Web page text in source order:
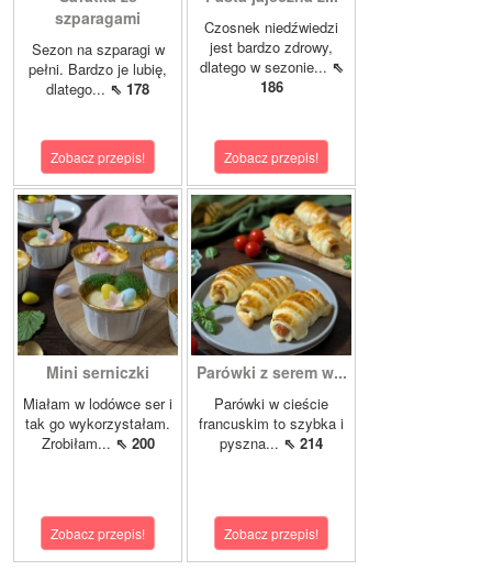
szparagami
Sezon na szparagi w
pełni. Bardzo je lubię,
dlatego... ⇖ 178
Zobacz przepis!
Czosnek niedźwiedzi
jest bardzo zdrowy,
dlatego w sezonie... ⇖
186
Zobacz przepis!
Mini serniczki
Miałam w lodówce ser i
tak go wykorzystałam.
Zrobiłam... ⇖ 200
Zobacz przepis!
Parówki z serem w...
Parówki w cieście
francuskim to szybka i
pyszna... ⇖ 214
Zobacz przepis!